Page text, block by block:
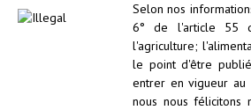
Selon nos
6° de l'article 55
l'agriculture;
le point d'être
entrer en vigueur au
nous nous félicitons